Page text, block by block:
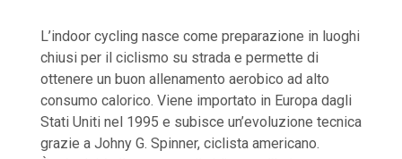
L’indoor cycling nasce come preparazione in luoghi
chiusi per il ciclismo su strada e permette di
ottenere un buon allenamento aerobico ad alto
consumo calorico. Viene importato in Europa dagli
Stati Uniti nel 1995 e subisce un’evoluzione tecnica
grazie a Johny G. Spinner, ciclista americano.